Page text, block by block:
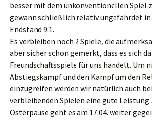
besser mit dem unkonventionellen Spiel
gewann schließlich relativ ungefährdet in
Endstand 9:1.
Es verbleiben noch 2 Spiele, die
aber sicher schon gemerkt, dass es sich
Freundschaftsspiele für uns handelt. Um
Abstiegskampf und den Kampf um den
einzugreifen werden wir natürlich auch
verbleibenden Spielen eine gute Leistung
Osterpause geht es am 17.04. weiter